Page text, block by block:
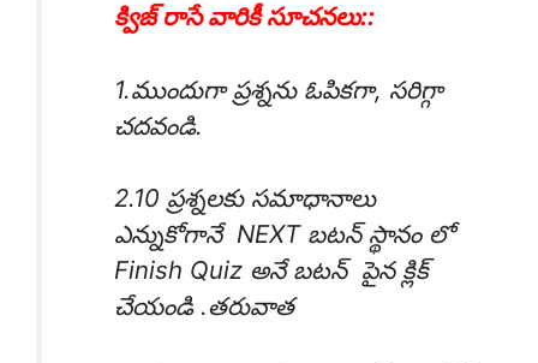
క్విజ్ రాసే వారికీ సూచనలు::
1.ముందుగా ప్రశ్నను ఓపికగా, సరిగ్గా
చదవండి.
2.10 ప్రశ్నలకు సమాధానాలు
ఎన్నుకోగానే NEXT బటన్ స్థానం లో
Finish Quiz అనే బటన్ పైన క్లిక్
చేయండి .తరువాత